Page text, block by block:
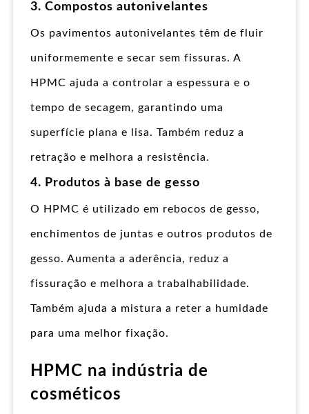
3. Compostos autonivelantes
Os pavimentos autonivelantes têm de fluir
uniformemente e secar sem fissuras. A
HPMC ajuda a controlar a espessura e o
tempo de secagem, garantindo uma
superfície plana e lisa. Também reduz a
retração e melhora a resistência.
4. Produtos à base de gesso
O HPMC é utilizado em rebocos de gesso,
enchimentos de juntas e outros produtos de
gesso. Aumenta a aderência, reduz a
fissuração e melhora a trabalhabilidade.
Também ajuda a mistura a reter a humidade
para uma melhor fixação.
HPMC na indústria de
cosméticos